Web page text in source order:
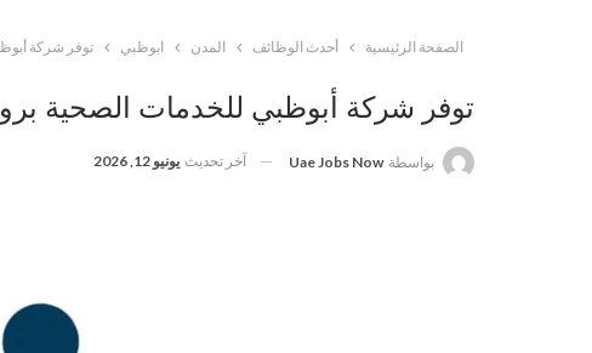
الصفحة الرئيسية أحدث الوظائف المدن ابوظبي توفر شركة
توفر شركة أبوظبي للخدمات الصحية
بواسطة Uae Jobs Now آخر تحديث يونيو 12, 2026